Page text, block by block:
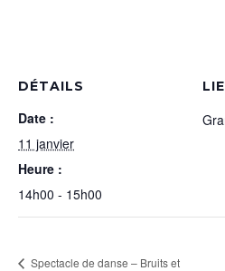
DÉTAILS
Date :
11 janvier
Heure :
14h00 - 15h00
Spectacle de danse – Bruits et